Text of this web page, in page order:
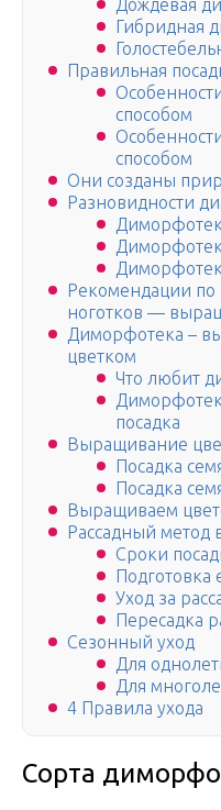
Дождевая
Гибридная
Правильная
способом
способом
Они созданы
Разновидности
Рекомендации
ноготков —
Диморфотека –
цветком
Что любит
посадка
Выращивание
Посадка
Посадка
Выращиваем
Рассадный метод
Сроки
Подготовка
Уход за
Пересадка
Сезонный уход
Для
Для
4 Правила ухода
Сорта